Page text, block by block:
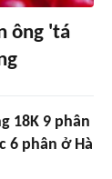
ông 'tá
18K 9 phân
6 phân ở Hà